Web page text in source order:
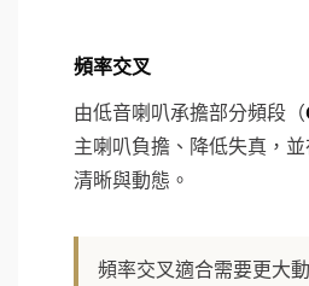
頻率交叉
由低音喇叭承擔部分頻段（
主喇叭負擔、降低失真，
清晰與動態。
頻率交叉適合需要更大